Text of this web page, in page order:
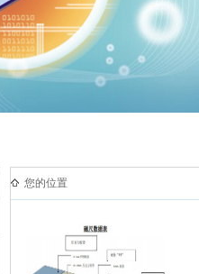
您的位置